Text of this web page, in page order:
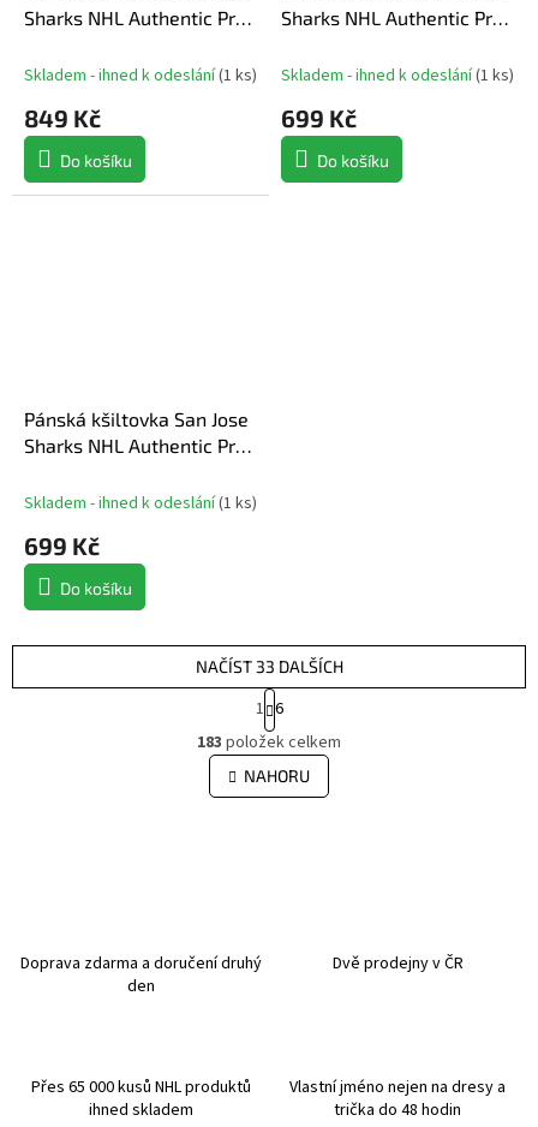
Sharks NHL Authentic Pro
Crown Adj Cap
Skladem - ihned k odeslání(1 ks)
849 Kč
Do košíku
Sharks NHL Authentic Pro
Adjustable Cap
Skladem - ihned k odeslání(1 ks)
699 Kč
Do košíku
Pánská kšiltovka San Jose
Sharks NHL Authentic Pro
Skladem - ihned k odeslání(1 ks)
699 Kč
Do košíku
O
v
l
á
NAČÍST 33 DALŠÍCH
S
t
r
á
n
k
1 6
183 položek celkem
NAHORU
Doprava zdarma a doručení druhý
den
Dvě prodejny v ČR
Přes 65 000 kusů NHL produktů
ihned skladem
Vlastní jméno nejen na dresy a
trička do 48 hodin